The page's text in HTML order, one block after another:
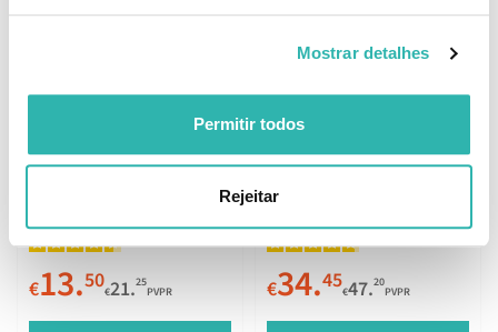
Mostrar detalhes
Permitir todos
Rejeitar
Melhor Preço
€13.50€21.25
PVPR
Bioderma Pigmentbio C-
Concentrate 15ml
€34.45€47.20
PVPR